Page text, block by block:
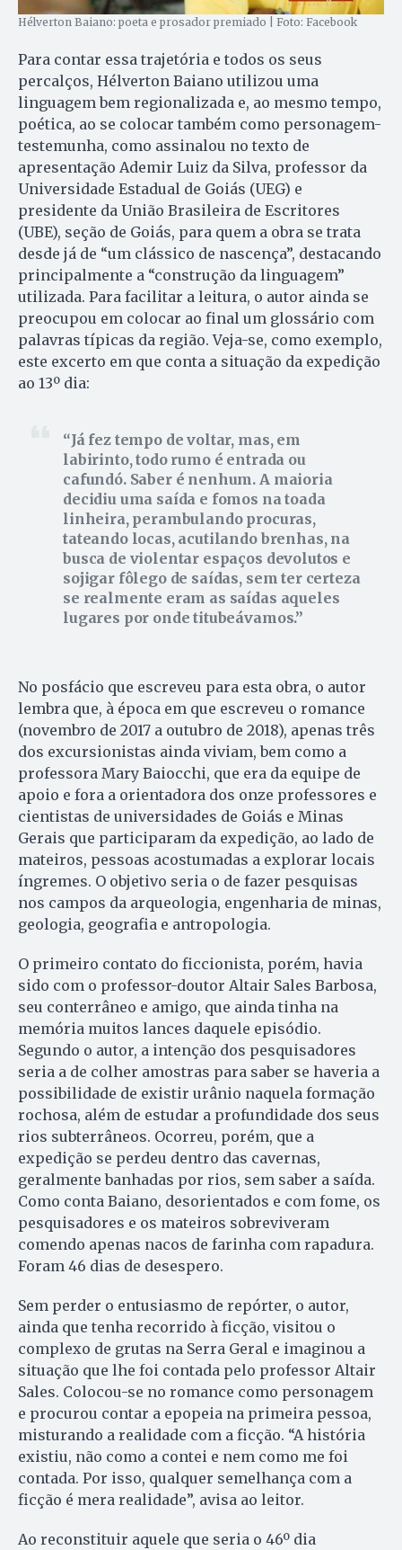
Hélverton Baiano: poeta e prosador premiado | Foto: Facebook
Para contar essa trajetória e todos os seus
percalços, Hélverton Baiano utilizou uma
linguagem bem regionalizada e, ao mesmo tempo,
poética, ao se colocar também como personagem-
testemunha, como assinalou no texto de
apresentação Ademir Luiz da Silva, professor da
Universidade Estadual de Goiás (UEG) e
presidente da União Brasileira de Escritores
(UBE), seção de Goiás, para quem a obra se trata
desde já de “um clássico de nascença”, destacando
principalmente a “construção da linguagem”
utilizada. Para facilitar a leitura, o autor ainda se
preocupou em colocar ao final um glossário com
palavras típicas da região. Veja-se, como exemplo,
este excerto em que conta a situação da expedição
ao 13º dia:
Já fez tempo de voltar, mas, em
labirinto, todo rumo é entrada ou
cafundó. Saber é nenhum. A maioria
decidiu uma saída e fomos na toada
linheira, perambulando procuras,
tateando locas, acutilando brenhas, na
busca de violentar espaços devolutos e
sojigar fôlego de saídas, sem ter certeza
se realmente eram as saídas aqueles
lugares por onde titubeávamos.
No posfácio que escreveu para esta obra, o autor
lembra que, à época em que escreveu o romance
(novembro de 2017 a outubro de 2018), apenas três
dos excursionistas ainda viviam, bem como a
professora Mary Baiocchi, que era da equipe de
apoio e fora a orientadora dos onze professores e
cientistas de universidades de Goiás e Minas
Gerais que participaram da expedição, ao lado de
mateiros, pessoas acostumadas a explorar locais
íngremes. O objetivo seria o de fazer pesquisas
nos campos da arqueologia, engenharia de minas,
geologia, geografia e antropologia.
O primeiro contato do ficcionista, porém, havia
sido com o professor-doutor Altair Sales Barbosa,
seu conterrâneo e amigo, que ainda tinha na
memória muitos lances daquele episódio.
Segundo o autor, a intenção dos pesquisadores
seria a de colher amostras para saber se haveria a
possibilidade de existir urânio naquela formação
rochosa, além de estudar a profundidade dos seus
rios subterrâneos. Ocorreu, porém, que a
expedição se perdeu dentro das cavernas,
geralmente banhadas por rios, sem saber a saída.
Como conta Baiano, desorientados e com fome, os
pesquisadores e os mateiros sobreviveram
comendo apenas nacos de farinha com rapadura.
Foram 46 dias de desespero.
Sem perder o entusiasmo de repórter, o autor,
ainda que tenha recorrido à ficção, visitou o
complexo de grutas na Serra Geral e imaginou a
situação que lhe foi contada pelo professor Altair
Sales. Colocou-se no romance como personagem
e procurou contar a epopeia na primeira pessoa,
misturando a realidade com a ficção. “A história
existiu, não como a contei e nem como me foi
contada. Por isso, qualquer semelhança com a
ficção é mera realidade”, avisa ao leitor.
Ao reconstituir aquele que seria o 46º dia